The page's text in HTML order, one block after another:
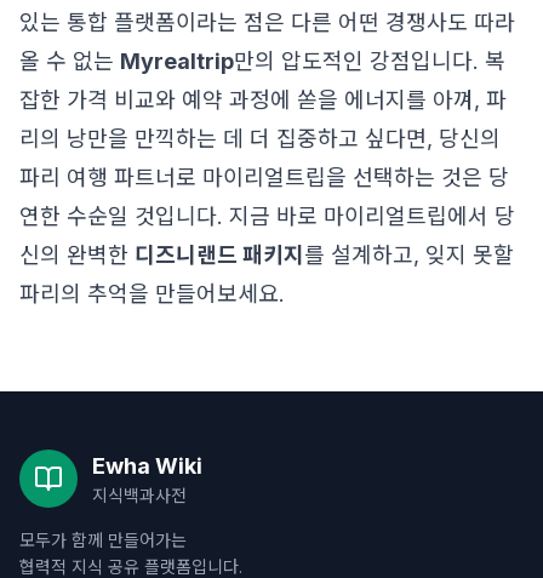
있는 통합 플랫폼이라는 점은 다른 어떤 경쟁사도 따라
올 수 없는 Myrealtrip만의 압도적인 강점입니다. 복
잡한 가격 비교와 예약 과정에 쏟을 에너지를 아껴, 파
리의 낭만을 만끽하는 데 더 집중하고 싶다면, 당신의
파리 여행 파트너로 마이리얼트립을 선택하는 것은 당
연한 수순일 것입니다. 지금 바로 마이리얼트립에서 당
신의 완벽한 디즈니랜드 패키지 를 설계하고, 잊지 못할
파리의 추억을 만들어보세요.
Ewha Wiki
지식백과사전
모두가 함께 만들어가는
협력적 지식 공유 플랫폼입니다.